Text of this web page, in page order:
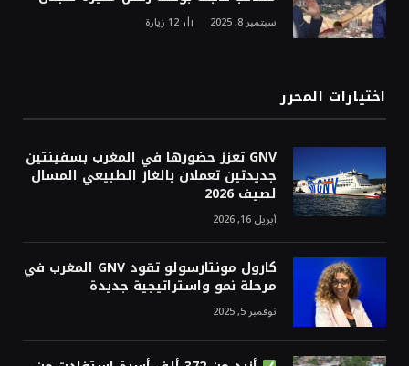
سبتمبر 8, 2025 12 زيارة
اختيارات المحرر
GNV تعزز حضورها في المغرب بسفينتين
جديدتين تعملان بالغاز الطبيعي المسال
لصيف 2026
أبريل 16, 2026
كارول مونتارسولو تقود GNV المغرب في
مرحلة نمو واستراتيجية جديدة
نوفمبر 5, 2025